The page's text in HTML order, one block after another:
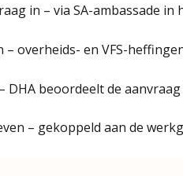
in – via SA-ambassade
– overheids- en VFS-
DHA beoordeelt de
– gekoppeld aan de